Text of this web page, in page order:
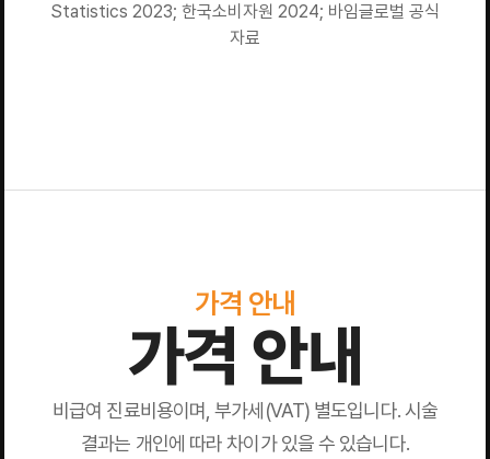
Statistics 2023; 한국소비자원 2024; 바임글로벌 공식
자료
가격 안내
가격 안내
비급여 진료비용이며, 부가세(VAT) 별도입니다. 시술
결과는 개인에 따라 차이가 있을 수 있습니다.